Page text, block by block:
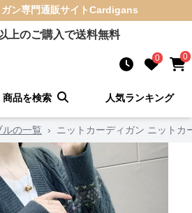
ン専門通販サイトCardigans
上のご購入で送料無料
0 0
商品を検索 人気ランキング
ルの一覧 › ニットカーディガン ニット